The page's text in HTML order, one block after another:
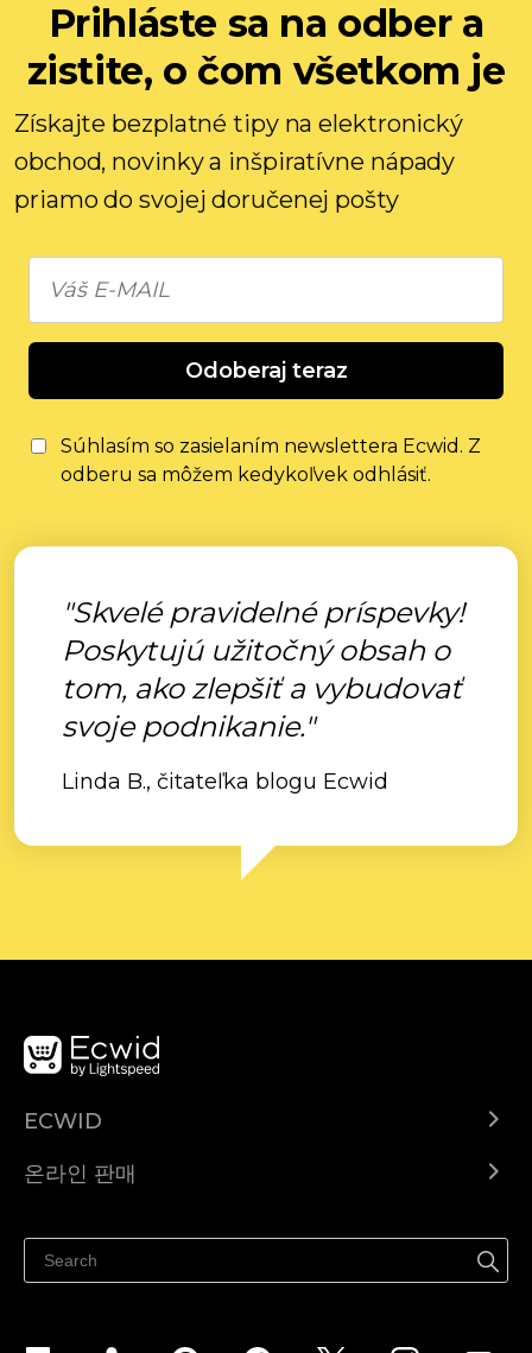
Prihláste sa na odber a
zistite, o čom všetkom je
Získajte bezplatné tipy na elektronický
obchod, novinky a inšpiratívne nápady
priamo do svojej doručenej pošty
Odoberaj teraz
Súhlasím so zasielaním newslettera Ecwid. Z
odberu sa môžem kedykoľvek odhlásiť.
"Skvelé pravidelné príspevky!
Poskytujú užitočný obsah o
tom, ako zlepšiť a vybudovať
svoje podnikanie."
Linda B., čitateľka blogu Ecwid
ECWID
도움말 센터
온라인 판매
페이스북에서 판매하기
인스타그램에서 판매하기